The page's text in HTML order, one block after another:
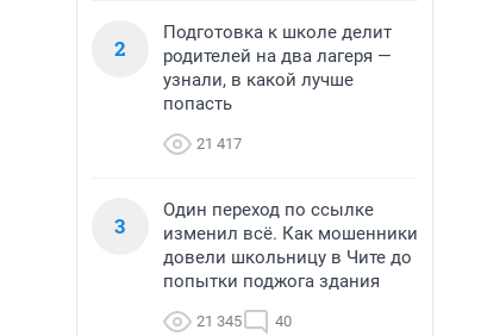
2
Подготовка к школе делит
родителей на два лагеря —
узнали, в какой лучше
попасть
21 417
3
Один переход по ссылке
изменил всё. Как мошенники
довели школьницу в Чите до
попытки поджога здания
21 345 40